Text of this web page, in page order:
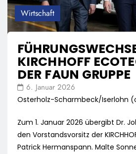
Wirtschaft
KIRCHHOFF
DER FAUN GRUPPE
6. Januar 2026
Osterholz-Scharmbeck/Iserlohn
Zum 1. Januar 2026 übergibt Dr.
den Vorstandsvorsitz der
Patrick Hermanspann. Malte